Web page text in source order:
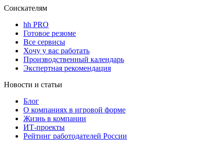
Соискателям
hh PRO
Готовое резюме
Все сервисы
Хочу у вас работать
Производственный календарь
Экспертная рекомендация
Новости и статьи
Блог
О компаниях в игровой форме
Жизнь в компании
ИТ-проекты
Рейтинг работодателей России